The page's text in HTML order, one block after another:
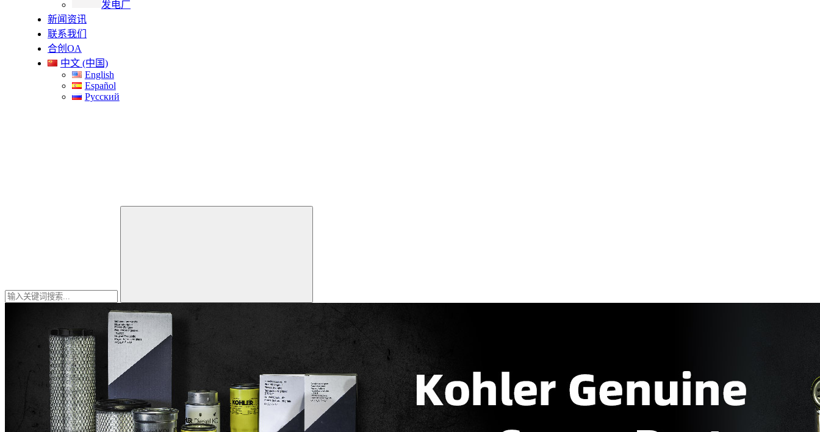
发电厂
新闻资讯
联系我们
合创OA
中文 (中国)
English
Español
Русский